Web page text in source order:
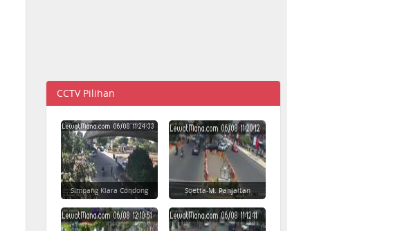
CCTV Pilihan
Simpang Kiara Condong Soetta-M. Panjaitan